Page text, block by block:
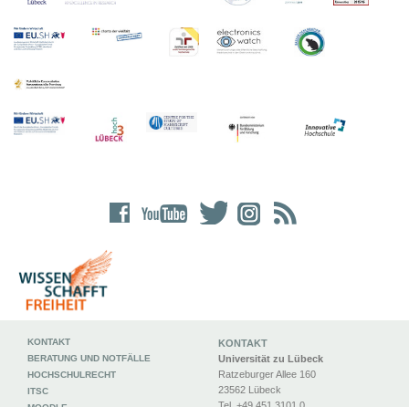
KONTAKT
Universität zu Lübeck
Ratzeburger Allee 160
23562 Lübeck
KONTAKT
BERATUNG UND NOTFÄLLE
HOCHSCHULRECHT
ITSC